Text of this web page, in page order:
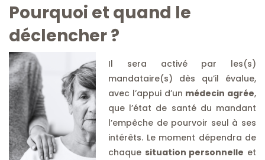
Pourquoi et quand le
déclencher ?
Il sera activé par les(s)
mandataire(s) dès qu’il évalue,
avec l’appui d’un médecin agrée,
que l’état de santé du mandant
l’empêche de pourvoir seul à ses
intérêts. Le moment dépendra de
chaque situation personnelle et